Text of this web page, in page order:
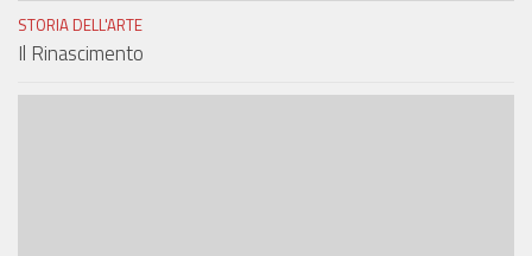
STORIA DELL'ARTE
Il Rinascimento